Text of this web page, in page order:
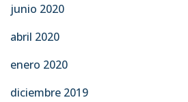
junio 2020
abril 2020
enero 2020
diciembre 2019